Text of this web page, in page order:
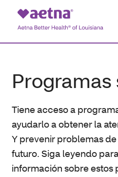
Tiene acceso a
ayudarlo a obtener la
Y prevenir problemas
futuro. Siga leyendo
información sobre estos